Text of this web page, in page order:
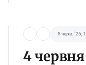
5 черв. '26,
4